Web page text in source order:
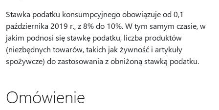
Stawka podatku konsumpcyjnego obowiązuje od 0,1
października 2019 r., z 8% do 10%. W tym samym czasie, w
jakim podnosi się stawkę podatku, liczba produktów
(niezbędnych towarów, takich jak żywność i artykuły
spożywcze) do zastosowania z obniżoną stawką podatku.
Omówienie